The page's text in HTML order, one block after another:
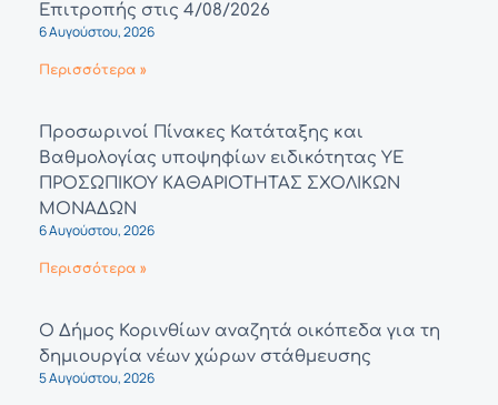
Επιτροπής στις 4/08/2026
6 Αυγούστου, 2026
Περισσότερα »
Προσωρινοί Πίνακες Κατάταξης και
Βαθμολογίας υποψηφίων ειδικότητας ΥΕ
ΠΡΟΣΩΠΙΚΟΥ ΚΑΘΑΡΙΟΤΗΤΑΣ ΣΧΟΛΙΚΩΝ
ΜΟΝΑΔΩΝ
6 Αυγούστου, 2026
Περισσότερα »
Ο Δήμος Κορινθίων αναζητά οικόπεδα για τη
δημιουργία νέων χώρων στάθμευσης
5 Αυγούστου, 2026